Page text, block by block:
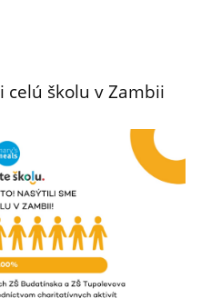
celú školu v Zambii